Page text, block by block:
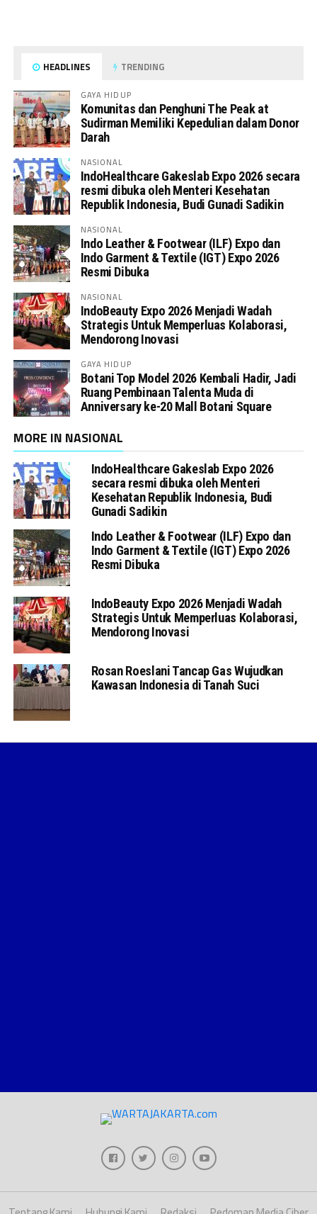
HEADLINES TRENDING
GAYA HIDUP
Komunitas dan Penghuni The Peak at
Sudirman Memiliki Kepedulian dalam Donor
Darah
NASIONAL
IndoHealthcare Gakeslab Expo 2026 secara
resmi dibuka oleh Menteri Kesehatan
Republik Indonesia, Budi Gunadi Sadikin
NASIONAL
Indo Leather & Footwear (ILF) Expo dan
Indo Garment & Textile (IGT) Expo 2026
Resmi Dibuka
NASIONAL
IndoBeauty Expo 2026 Menjadi Wadah
Strategis Untuk Memperluas Kolaborasi,
Mendorong Inovasi
GAYA HIDUP
Botani Top Model 2026 Kembali Hadir, Jadi
Ruang Pembinaan Talenta Muda di
Anniversary ke-20 Mall Botani Square
MORE IN NASIONAL
IndoHealthcare Gakeslab Expo 2026
secara resmi dibuka oleh Menteri
Kesehatan Republik Indonesia, Budi
Gunadi Sadikin
Indo Leather & Footwear (ILF) Expo dan
Indo Garment & Textile (IGT) Expo 2026
Resmi Dibuka
IndoBeauty Expo 2026 Menjadi Wadah
Strategis Untuk Memperluas Kolaborasi,
Mendorong Inovasi
Rosan Roeslani Tancap Gas Wujudkan
Kawasan Indonesia di Tanah Suci